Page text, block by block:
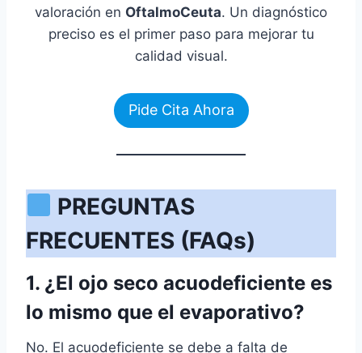
valoración en OftalmoCeuta. Un diagnóstico
preciso es el primer paso para mejorar tu
calidad visual.
Pide Cita Ahora
PREGUNTAS
FRECUENTES (FAQs)
1. ¿El ojo seco acuodeficiente es
lo mismo que el evaporativo?
No. El acuodeficiente se debe a falta de